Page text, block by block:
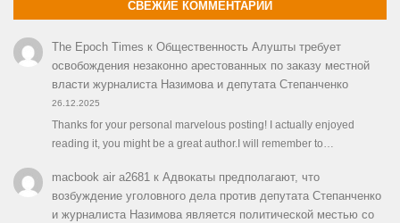
СВЕЖИЕ КОММЕНТАРИИ
The Epoch Times к Общественность Алушты требует
освобождения незаконно арестованных по заказу местной
власти журналиста Назимова и депутата Степанченко
26.12.2025
Thanks for your personal marvelous posting! I actually enjoyed
reading it, you might be a great author.I will remember to…
macbook air a2681к Адвокаты предполагают, что
возбуждение уголовного дела против депутата Степанченко
и журналиста Назимова является политической местью со